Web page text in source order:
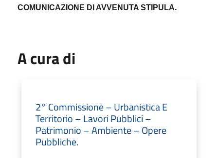
COMUNICAZIONE DI AVVENUTA STIPULA.
A cura di
2° Commissione – Urbanistica E
Territorio – Lavori Pubblici –
Patrimonio – Ambiente – Opere
Pubbliche.